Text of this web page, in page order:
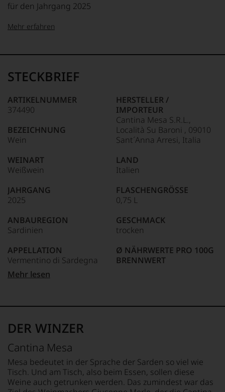
für den Jahrgang 2025
95–98 Punkte:
90–94 Punkte:
Unter 85 Punkte:
Name
Tesdorpf
für
»Fine
für
die
edlen
Weine
der
Welt,
kaum
ein
Das
dokumentieren
auch
und
gerade
mit
Medaillen
Weinjournalisten
Fachpublikationen
unseren
Aussendungen
oder
Mehr erfahren
STECKBRIEF
ARTIKELNUMMER
374490
BEZEICHNUNG
Wein
WEINART
Weißwein
JAHRGANG
2025
ANBAUREGION
Sardinien
APPELLATION
Vermentino di Sardegna
REBSORTEN
TRINKTEMPERATUR
13,5 % Vol.
RESTSÜSSE
1 g/L
HERSTELLER /
IMPORTEUR
Cantina Mesa S.R.L.,
Località Su Baroni , 09010
Sant´Anna Arresi, Italia
LAND
Italien
FLASCHENGRÖSSE
0,75 L
GESCHMACK
trocken
Ø NÄHRWERTE PRO 100G
BRENNWERT
Fettsäuren: 0 g
0 g
SALZ
0 g
Mehr lesen
DER WINZER
Cantina Mesa
Mesa bedeutet in der Sprache der Sarden so viel wie
Tisch. Und am Tisch, also beim Essen, sollen diese
Weine auch getrunken werden. Das zumindest war das